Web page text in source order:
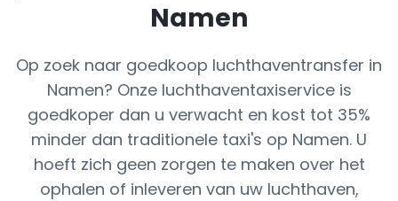
Namen
Op zoek naar goedkoop luchthaventransfer in
Namen? Onze luchthaventaxiservice is
goedkoper dan u verwacht en kost tot 35%
minder dan traditionele taxi's op Namen. U
hoeft zich geen zorgen te maken over het
ophalen of inleveren van uw luchthaven,